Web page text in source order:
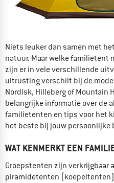
Niets leuker dan samen met
natuur. Maar welke familietent
zijn er in vele verschillende
uitrusting verschilt bij de
Nordisk, Hilleberg of Mountain
belangrijke informatie over de
familietenten en tips voor het
het beste bij jouw persoonlijke
WAT KENMERKT EEN
Groepstenten zijn verkrijgbaar
piramidetenten